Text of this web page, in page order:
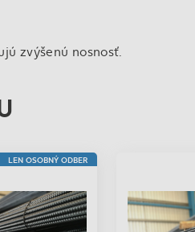
zvýšenú nosnosť.
ODBER